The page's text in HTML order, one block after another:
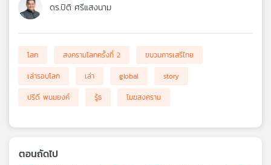
ดร.ปิติ ศรีแสงนาม
โลก สงครามโลกครั้งที่ 2
ขบวนการเสรีไทย
เล่ารอบโลก
เล่า global
story
ปรีดี พนมยงค์
รู้ธ โมฆสงคราม
ตอนถัดไป